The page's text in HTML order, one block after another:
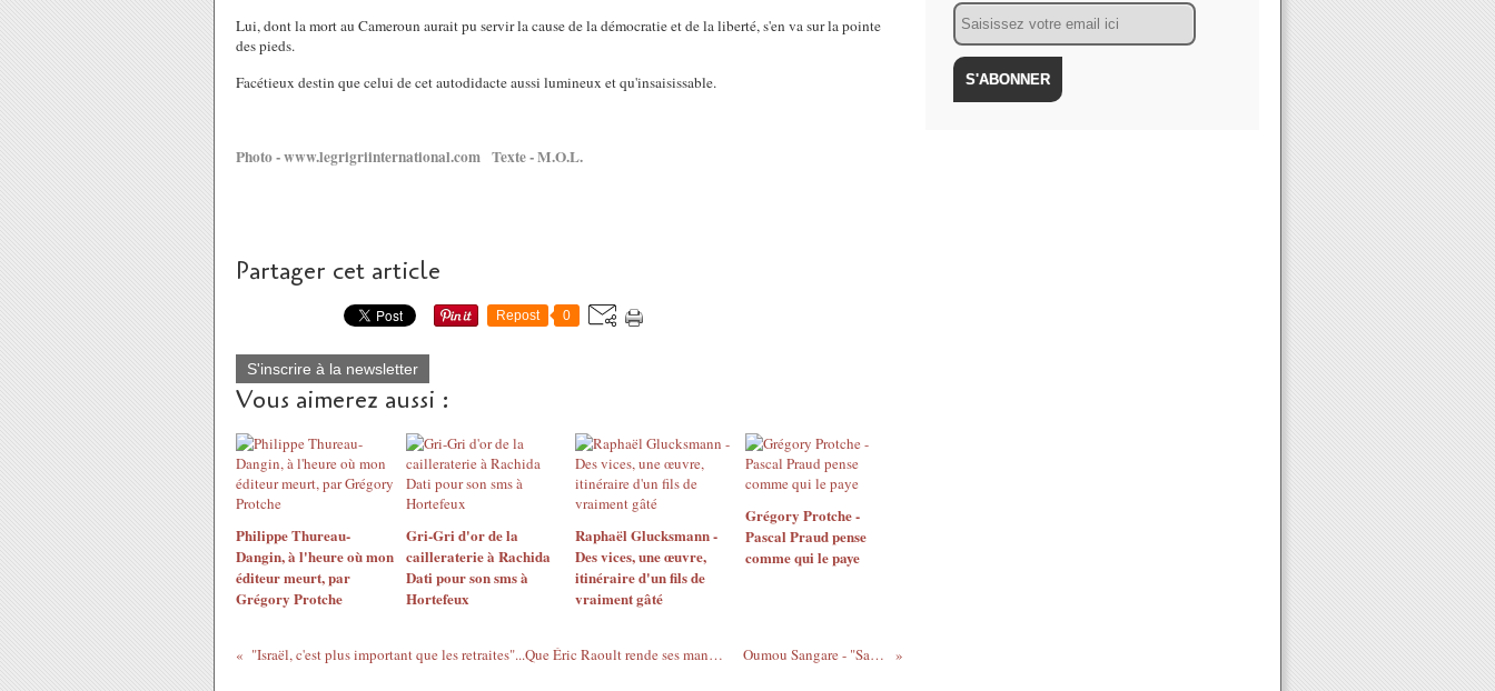
Lui, dont la mort au Cameroun aurait pu servir la cause de la démocratie et de la liberté, s'en va sur la pointe
des pieds.
Facétieux destin que celui de cet autodidacte aussi lumineux et qu'insaisissable.
Photo - www.legrigriinternational.com Texte - M.O.L.
Partager cet article
Repost 0
S'inscrire à la newsletter
Vous aimerez aussi :
Philippe Thureau-
Dangin, à l'heure où mon
éditeur meurt, par
Grégory Protche
Gri-Gri d'or de la
cailleraterie à Rachida
Dati pour son sms à
Hortefeux
Raphaël Glucksmann -
Des vices, une œuvre,
itinéraire d'un fils de
vraiment gâté
Grégory Protche -
Pascal Praud pense
comme qui le paye
"Israël, c'est plus important que les retraites"...Que Éric Raoult rende ses mandats électifs et soit déchu de la nationalité française ! Oumou Sangare - "Saya Magnin" (1988)
Email